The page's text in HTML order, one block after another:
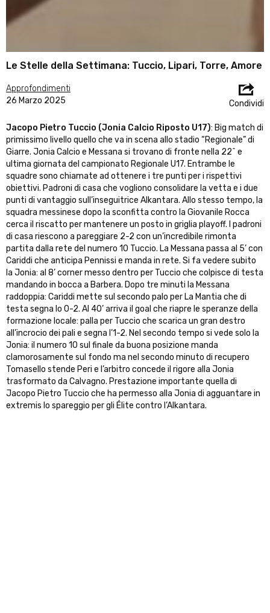
Le Stelle della Settimana: Tuccio, Lipari, Torre, Amore
Approfondimenti
26 Marzo 2025
Condividi
Jacopo Pietro Tuccio (Jonia Calcio Riposto U17): Big match di
primissimo livello quello che va in scena allo stadio “Regionale” di
Giarre. Jonia Calcio e Messana si trovano di fronte nella 22^ e
ultima giornata del campionato Regionale U17. Entrambe le
squadre sono chiamate ad ottenere i tre punti per i rispettivi
obiettivi. Padroni di casa che vogliono consolidare la vetta e i due
punti di vantaggio sull’inseguitrice Alkantara. Allo stesso tempo, la
squadra messinese dopo la sconfitta contro la Giovanile Rocca
cerca il riscatto per mantenere un posto in griglia playoff. I padroni
di casa riescono a pareggiare 2-2 con un’incredibile rimonta
partita dalla rete del numero 10 Tuccio. La Messana passa al 5’ con
Cariddi che anticipa Pennissi e manda in rete. Si fa vedere subito
la Jonia: al 8’ corner messo dentro per Tuccio che colpisce di testa
mandando in bocca a Barbera. Dopo tre minuti la Messana
raddoppia: Cariddi mette sul secondo palo per La Mantia che di
testa segna lo 0-2. Al 40’ arriva il goal che riapre le speranze della
formazione locale: palla per Tuccio che scarica un gran destro
all’incrocio dei pali e segna l’1-2. Nel secondo tempo si vede solo la
Jonia: il numero 10 sul finale da buona posizione manda
clamorosamente sul fondo ma nel secondo minuto di recupero
Tomasello stende Peri e l’arbitro concede il rigore alla Jonia
trasformato da Calvagno. Prestazione importante quella di
Jacopo Pietro Tuccio che ha permesso alla Jonia di agguantare in
extremis lo spareggio per gli Élite contro l’Alkantara.